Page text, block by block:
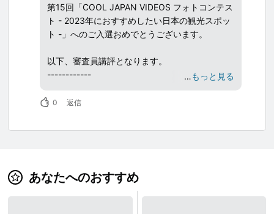
ーしたり、投稿にいいね等のコミュニケーショ
ンをすることで自分のいいねにもつながります
のでご参考いただけますと幸いです。
1人につき何回でも応募が可能となっております
ので、たくさんのご投稿をお待ちしておりま
第15回「COOL JAPAN VIDEOS フォトコンテス
ト - 2023年におすすめしたい日本の観光スポッ
ト -」へのご入選おめでとうございます。
以下、審査員講評となります。
------------
夕日が大地を茶色に染め、左手にはまるで巨大
球？」と問いたくなる一枚。 雪が積もった砂丘
た。
------------
…もっと見る
0 返信
あなたへのおすすめ